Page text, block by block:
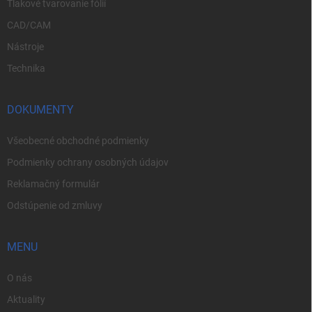
Tlakové tvarovanie fólií
CAD/CAM
Nástroje
Technika
DOKUMENTY
Všeobecné obchodné podmienky
Podmienky ochrany osobných údajov
Reklamačný formulár
Odstúpenie od zmluvy
MENU
O nás
Aktuality